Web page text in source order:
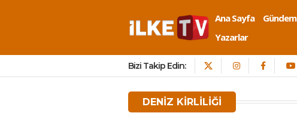
Ana Sayfa Gündem
Yazarlar
Bizi Takip Edin:
DENIZ KIRLILIĞI